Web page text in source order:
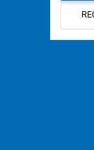
estratégica por